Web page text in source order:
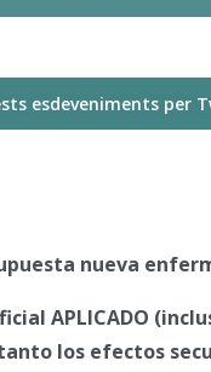
esdeveniments per
nueva
APLICADO
los efectos